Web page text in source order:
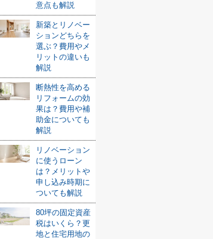
意点も解説
新築とリノベー
ションどちらを
選ぶ？費用やメ
リットの違いも
解説
断熱性を高める
リフォームの効
果は？費用や補
助金についても
解説
リノベーション
に使うローン
は？メリットや
申し込み時期に
ついても解説
80坪の固定資産
税はいくら？更
地と住宅用地の